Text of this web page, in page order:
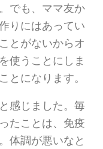
でも、ママ友か
りにはあってい
とがないからオ
使うことにしま
とになります。
感じました。毎
たことは、免疫
体調が悪いなと